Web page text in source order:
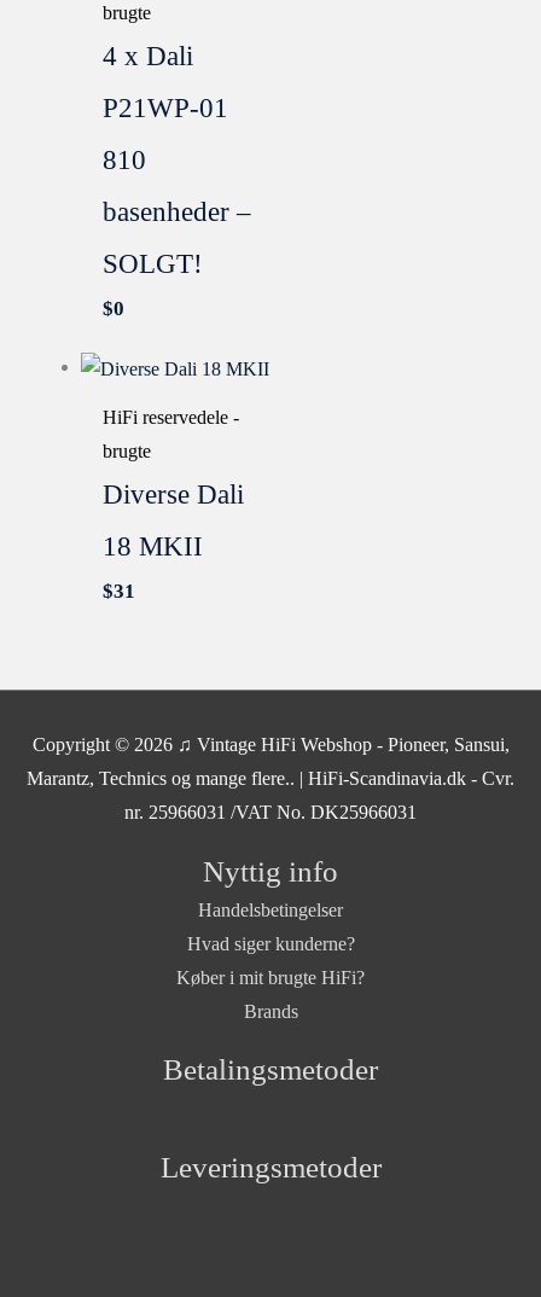
brugte
4 x Dali
P21WP-01
810
basenheder –
SOLGT!
$0
HiFi reservedele -
brugte
Diverse Dali
18 MKII
$31
Copyright © 2026 ♫ Vintage HiFi Webshop - Pioneer, Sansui,
Marantz, Technics og mange flere.. | HiFi-Scandinavia.dk - Cvr.
nr. 25966031 /VAT No. DK25966031
Nyttig info
Handelsbetingelser
Hvad siger kunderne?
Køber i mit brugte HiFi?
Brands
Betalingsmetoder
Leveringsmetoder